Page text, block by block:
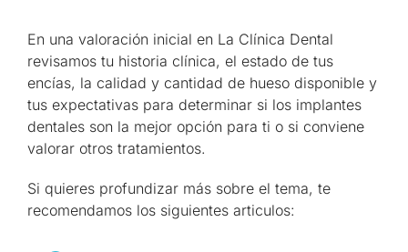
En una valoración inicial en La Clínica Dental
revisamos tu historia clínica, el estado de tus
encías, la calidad y cantidad de hueso disponible y
tus expectativas para determinar si los implantes
dentales son la mejor opción para ti o si conviene
valorar otros tratamientos.
Si quieres profundizar más sobre el tema, te
recomendamos los siguientes articulos: